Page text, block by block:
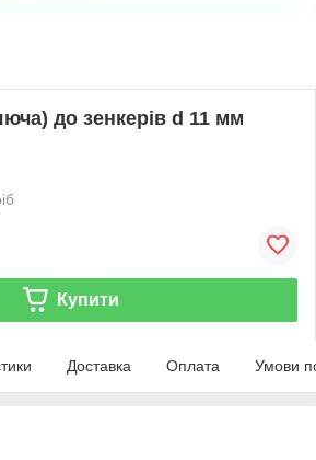
до зенкерів d 11 мм
Купити
Доставка Оплата Умови